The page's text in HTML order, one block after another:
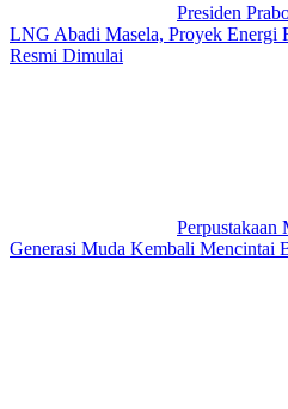
Presiden
LNG Abadi Masela, Proyek Energi
Resmi Dimulai
Perpustakaan
Generasi Muda Kembali Mencintai